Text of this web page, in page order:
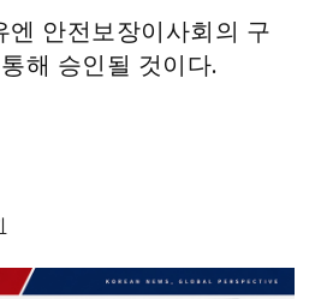
엔 안전보장이사회의 구
해 승인될 것이다.